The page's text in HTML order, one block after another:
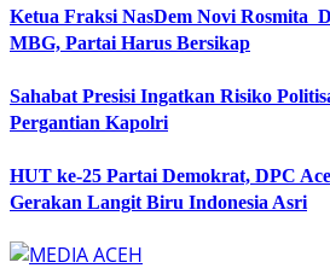
Ketua Fraksi NasDem Novi Rosmita
MBG, Partai Harus Bersikap
Sahabat Presisi Ingatkan Risiko
Pergantian Kapolri
HUT ke-25 Partai Demokrat, DPC
Gerakan Langit Biru Indonesia Asri